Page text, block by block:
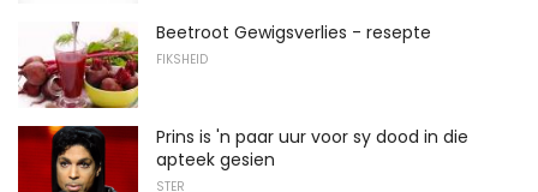
Beetroot Gewigsverlies - resepte
FIKSHEID
Prins is 'n paar uur voor sy dood in die
apteek gesien
STER